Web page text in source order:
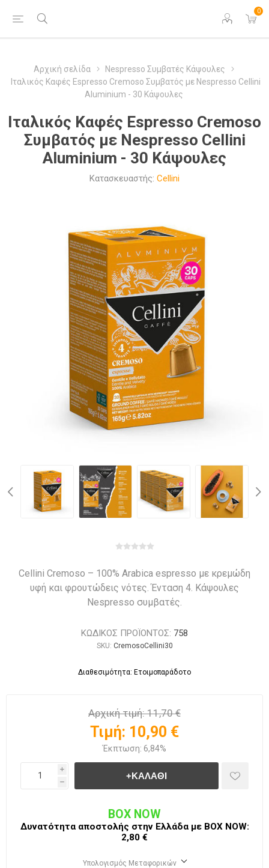
0
Αρχική σελίδα
Nespresso Συμβατές Κάψουλες
Ιταλικός Καφές Espresso Cremoso Συμβατός με Nespresso Cellini
Aluminium - 30 Κάψουλες
Ιταλικός Καφές Espresso Cremoso
Συμβατός με Nespresso Cellini
Aluminium - 30 Κάψουλες
Κατασκευαστής: Cellini
Cellini Cremoso – 100% Arabica espresso με κρεμώδη
υφή και φρουτώδεις νότες. Ένταση 4. Κάψουλες
Nespresso συμβατές.
ΚΩΔΙΚΟΣ ΠΡΟΪΟΝΤΟΣ: 758
SKU: CremosoCellini30
Διαθεσιμότητα: Ετοιμοπαράδοτο
Αρχική τιμή:11,70 €
Τιμή: 10,90 €
Έκπτωση: 6,84%
i
h
BOX NOW
Δυνατότητα αποστολής στην Ελλάδα με BΟΧ ΝOW:
2,80 €
Υπολογισμός Μεταφορικών